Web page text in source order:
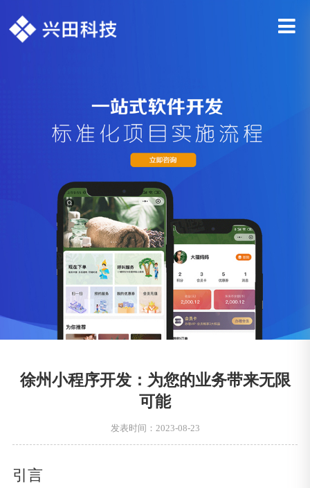
徐州小程序开发：为您的业务带来无限
可能
发表时间：2023-08-23
引言